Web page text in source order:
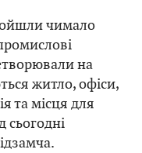
чимало
на
житло, офіси,
та місця для
сьогодні